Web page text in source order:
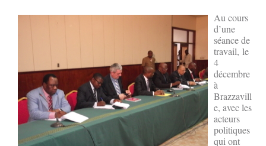
Au cours
d’une
séance de
travail, le
4
décembre
à
Brazzavill
e, avec les
acteurs
politiques
qui ont